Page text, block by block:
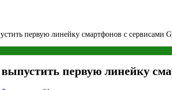
первую линейку смартфонов с сервисами
первую линейку